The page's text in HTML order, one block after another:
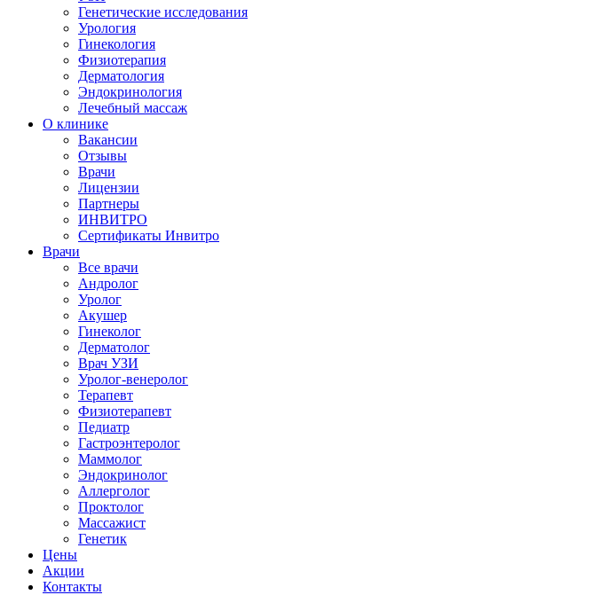
Генетические исследования
Урология
Гинекология
Физиотерапия
Дерматология
Эндокринология
Лечебный массаж
О клинике
Вакансии
Отзывы
Врачи
Лицензии
Партнеры
ИНВИТРО
Сертификаты Инвитро
Врачи
Все врачи
Андролог
Уролог
Акушер
Гинеколог
Дерматолог
Врач УЗИ
Уролог-венеролог
Терапевт
Физиотерапевт
Педиатр
Гастроэнтеролог
Маммолог
Эндокринолог
Аллерголог
Проктолог
Массажист
Генетик
Цены
Акции
Контакты